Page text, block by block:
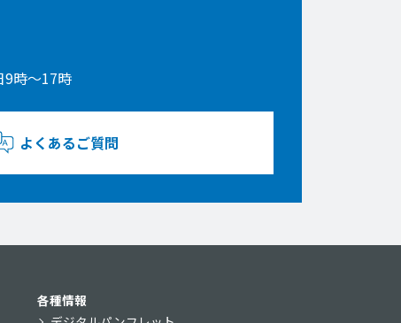
9時〜17時
よくあるご質問
各種情報